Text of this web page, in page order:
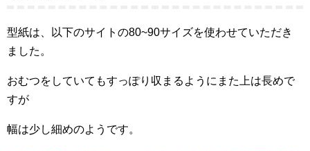
型紙は、以下のサイトの80~90サイズを使わせていただき
ました。
おむつをしていてもすっぽり収まるようにまた上は長めで
すが
幅は少し細めのようです。